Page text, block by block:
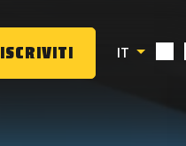
ISCRIVITI IT